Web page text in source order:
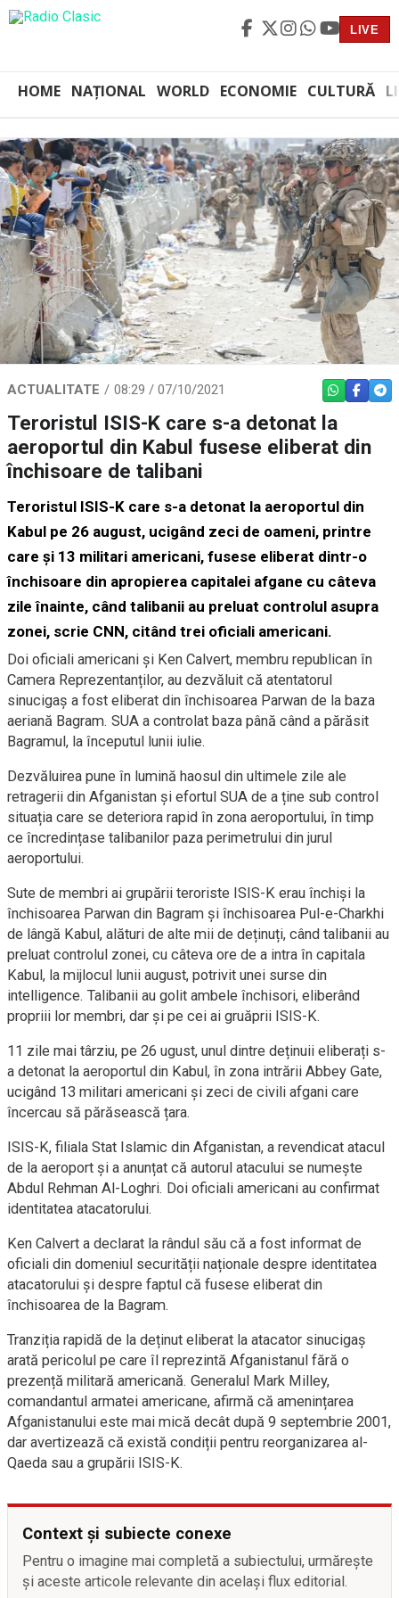
LIVE
HOME NAȚIONAL WORLD ECONOMIE CULTURĂ
ACTUALITATE 08:29 / 07/10/2021 WHATSAPP
Teroristul ISIS-K care s-a detonat la
aeroportul din Kabul fusese eliberat din
închisoare de talibani
Teroristul ISIS-K care s-a detonat la aeroportul din
Kabul pe 26 august, ucigând zeci de oameni, printre
care și 13 militari americani, fusese eliberat dintr-o
închisoare din apropierea capitalei afgane cu câteva
zile înainte, când talibanii au preluat controlul asupra
zonei, scrie CNN, citând trei oficiali americani.
Doi oficiali americani și Ken Calvert, membru republican în
Camera Reprezentanților, au dezvăluit că atentatorul
sinucigaș a fost eliberat din închisoarea Parwan de la baza
aeriană Bagram. SUA a controlat baza până când a părăsit
Bagramul, la începutul lunii iulie.
Dezvăluirea pune în lumină haosul din ultimele zile ale
retragerii din Afganistan și efortul SUA de a ține sub control
situația care se deteriora rapid în zona aeroportului, în timp
ce încredințase talibanilor paza perimetrului din jurul
aeroportului.
Sute de membri ai grupării teroriste ISIS-K erau închiși la
închisoarea Parwan din Bagram și închisoarea Pul-e-Charkhi
de lângă Kabul, alături de alte mii de deținuți, când talibanii au
preluat controlul zonei, cu câteva ore de a intra în capitala
Kabul, la mijlocul lunii august, potrivit unei surse din
intelligence. Talibanii au golit ambele închisori, eliberând
propriii lor membri, dar și pe cei ai gruăprii ISIS-K.
11 zile mai târziu, pe 26 ugust, unul dintre deținuii eliberați s-
a detonat la aeroportul din Kabul, în zona intrării Abbey Gate,
ucigând 13 militari americani și zeci de civili afgani care
încercau să părăsească țara.
ISIS-K, filiala Stat Islamic din Afganistan, a revendicat atacul
de la aeroport și a anunțat că autorul atacului se numește
Abdul Rehman Al-Loghri. Doi oficiali americani au confirmat
identitatea atacatorului.
Ken Calvert a declarat la rândul său că a fost informat de
oficiali din domeniul securității naționale despre identitatea
atacatorului și despre faptul că fusese eliberat din
închisoarea de la Bagram.
Tranziția rapidă de la deținut eliberat la atacator sinucigaș
arată pericolul pe care îl reprezintă Afganistanul fără o
prezență militară americană. Generalul Mark Milley,
comandantul armatei americane, afirmă că amenințarea
Afganistanului este mai mică decât după 9 septembrie 2001,
dar avertizează că există condiții pentru reorganizarea al-
Qaeda sau a grupării ISIS-K.
Context și subiecte conexe
Pentru o imagine mai completă a subiectului, urmărește
și aceste articole relevante din același flux editorial.